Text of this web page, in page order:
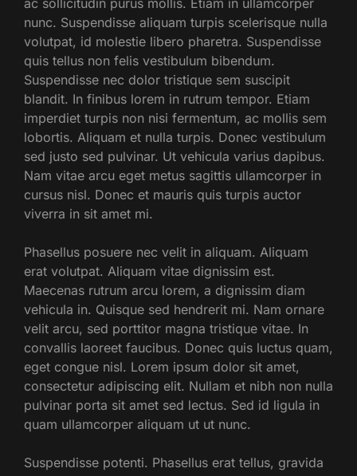
ac sollicitudin purus mollis. Etiam in ullamcorper
nunc. Suspendisse aliquam turpis scelerisque nulla
volutpat, id molestie libero pharetra. Suspendisse
quis tellus non felis vestibulum bibendum.
Suspendisse nec dolor tristique sem suscipit
blandit. In finibus lorem in rutrum tempor. Etiam
imperdiet turpis non nisi fermentum, ac mollis sem
lobortis. Aliquam et nulla turpis. Donec vestibulum
sed justo sed pulvinar. Ut vehicula varius dapibus.
Nam vitae arcu eget metus sagittis ullamcorper in
cursus nisl. Donec et mauris quis turpis auctor
viverra in sit amet mi.
Phasellus posuere nec velit in aliquam. Aliquam
erat volutpat. Aliquam vitae dignissim est.
Maecenas rutrum arcu lorem, a dignissim diam
vehicula in. Quisque sed hendrerit mi. Nam ornare
velit arcu, sed porttitor magna tristique vitae. In
convallis laoreet faucibus. Donec quis luctus quam,
eget congue nisl. Lorem ipsum dolor sit amet,
consectetur adipiscing elit. Nullam et nibh non nulla
pulvinar porta sit amet sed lectus. Sed id ligula in
quam ullamcorper aliquam ut ut nunc.
Suspendisse potenti. Phasellus erat tellus, gravida